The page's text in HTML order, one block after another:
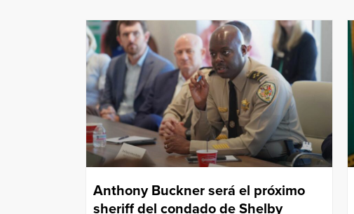
Anthony Buckner será el próximo
sheriff del condado de Shelby